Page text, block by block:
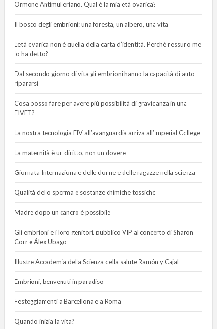
Ormone Antimulleriano. Qual è la mia età ovarica?
Il bosco degli embrioni: una foresta, un albero, una vita
L’età ovarica non è quella della carta d’identità. Perché nessuno me
lo ha detto?
Dal secondo giorno di vita gli embrioni hanno la capacità di auto-
ripararsi
Cosa posso fare per avere più possibilità di gravidanza in una
FIVET?
La nostra tecnologia FIV all’avanguardia arriva all’Imperial College
La maternità è un diritto, non un dovere
Giornata Internazionale delle donne e delle ragazze nella scienza
Qualità dello sperma e sostanze chimiche tossiche
Madre dopo un cancro è possibile
Gli embrioni e i loro genitori, pubblico VIP al concerto di Sharon
Corr e Álex Ubago
Illustre Accademia della Scienza della salute Ramón y Cajal
Embrioni, benvenuti in paradiso
Festeggiamenti a Barcellona e a Roma
Quando inizia la vita?